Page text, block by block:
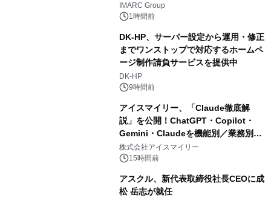
IMARC Group
1時間前
DK-HP、サーバー設定から運用・修正
までワンストップで対応するホームペ
ージ制作請負サービスを提供中
DK-HP
9時間前
アイスマイリー、「Claude徹底解
説」を公開！ChatGPT・Copilot・
Gemini・Claudeを機能別／業務別に
比較―自社に合う生成AIの選び方がわ
かる実践ガイド
株式会社アイスマイリー
15時間前
アスクル、新代表取締役社長CEOに成
松 岳志が就任